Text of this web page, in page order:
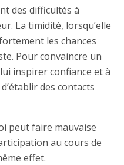
des difficultés à
La timidité, lorsqu’elle
les chances
Pour convaincre un
inspirer confiance et à
des contacts
peut faire mauvaise
au cours de
effet.